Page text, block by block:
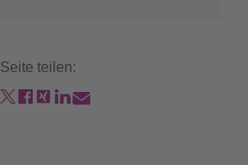
Seite teilen: